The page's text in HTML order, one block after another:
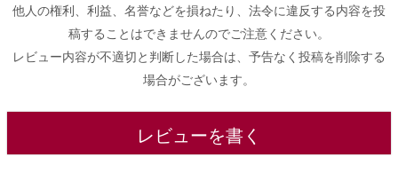
他人の権利、利益、名誉などを損ねたり、法令に違反する内容を投
稿することはできませんのでご注意ください。
レビュー内容が不適切と判断した場合は、予告なく投稿を削除する
場合がございます。
レビューを書く